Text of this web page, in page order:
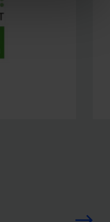
Klinikum
der
als